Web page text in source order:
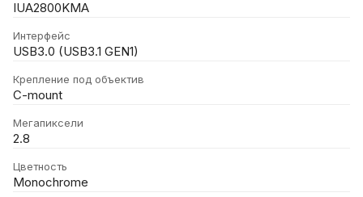
IUA2800KMA
Интерфейс
USB3.0 (USB3.1 GEN1)
Крепление под объектив
C-mount
Мегапиксели
2.8
Цветность
Monochrome